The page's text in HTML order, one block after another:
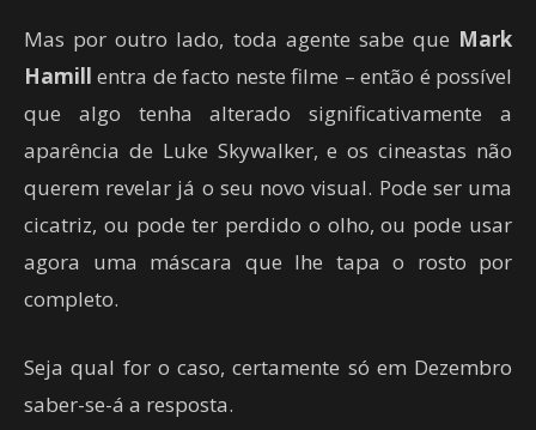
Mas por outro lado, toda agente sabe que Mark
Hamill entra de facto neste filme – então é possível
que algo tenha alterado significativamente a
aparência de Luke Skywalker, e os cineastas não
querem revelar já o seu novo visual. Pode ser uma
cicatriz, ou pode ter perdido o olho, ou pode usar
agora uma máscara que lhe tapa o rosto por
completo.
Seja qual for o caso, certamente só em Dezembro
saber-se-á a resposta.